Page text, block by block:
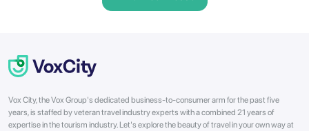
Vox City, the Vox Group's dedicated business-to-consumer arm for the past five
years, is staffed by veteran travel industry experts with a combined 21 years of
expertise in the tourism industry. Let's explore the beauty of travel in your own way at